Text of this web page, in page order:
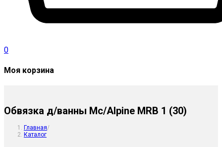
0
Моя корзина
Обвязка д/ванны Mc/Alpine MRB 1 (30)
Главная/
Каталог